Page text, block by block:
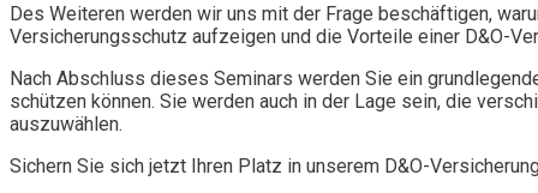
Des Weiteren werden wir uns mit der Frage beschäftigen,
Versicherungsschutz aufzeigen und die Vorteile einer D&O-
Nach Abschluss dieses Seminars werden Sie ein
schützen können. Sie werden auch in der Lage sein, die
auszuwählen.
Sichern Sie sich jetzt Ihren Platz in unserem D&O-